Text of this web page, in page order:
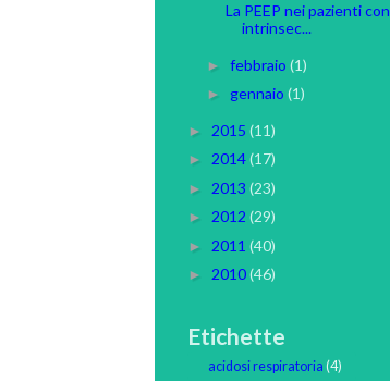
La PEEP nei pazienti
intrinsec...
► febbraio (1)
► gennaio (1)
► 2015 (11)
► 2014(17)
► 2013 (23)
► 2012 (29)
► 2011 (40)
► 2010(46)
Etichette
acidosi respiratoria (4)